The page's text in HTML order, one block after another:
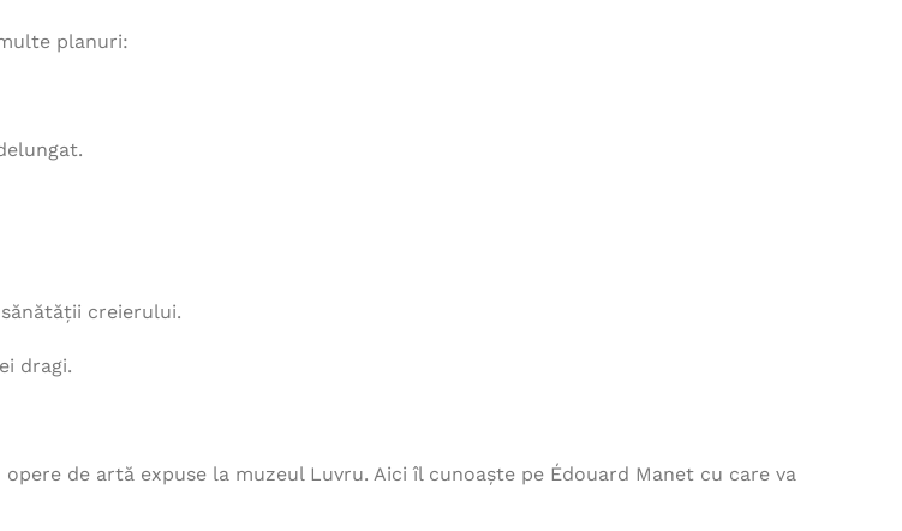
planuri:
creierului.
dragi.
de artă expuse la muzeul Luvru. Aici îl cunoaște pe Édouard Manet cu care va